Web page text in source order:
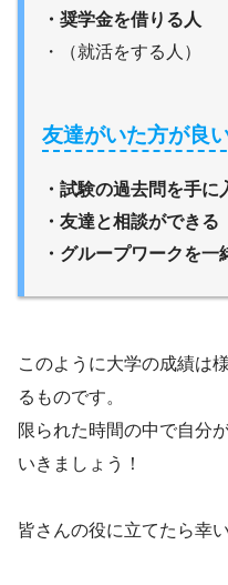
・奨学金を借りる人
・（就活をする人）
友達がいた方が良
・試験の過去問を手に
・友達と相談ができる
・グループワークを一
このように大学の成績は
るものです。
限られた時間の中で自分
いきましょう！
皆さんの役に立てたら幸い